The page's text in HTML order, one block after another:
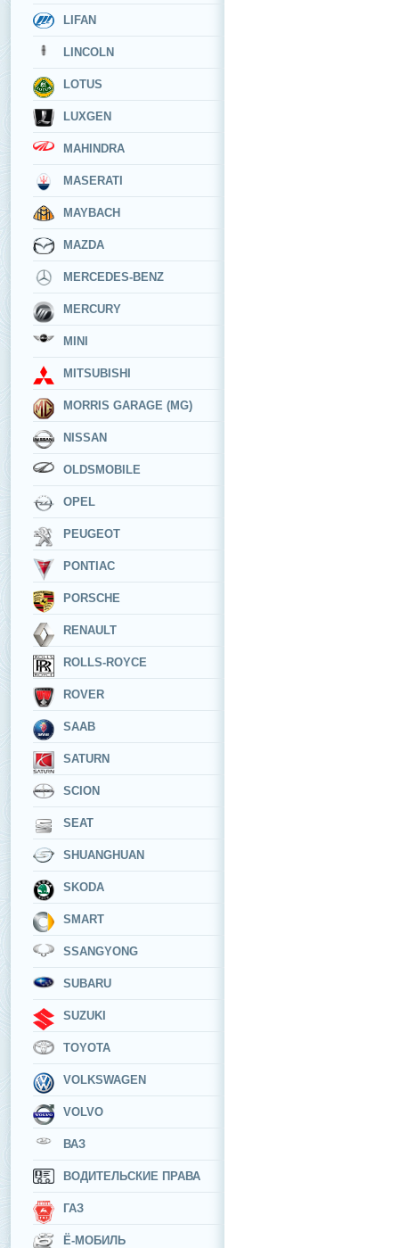
LIFAN
LINCOLN
LOTUS
LUXGEN
MAHINDRA
MASERATI
MAYBACH
MAZDA
MERCEDES-BENZ
MERCURY
MINI
MITSUBISHI
MORRIS GARAGE (MG)
NISSAN
OLDSMOBILE
OPEL
PEUGEOT
PONTIAC
PORSCHE
RENAULT
ROLLS-ROYCE
ROVER
SAAB
SATURN
SCION
SEAT
SHUANGHUAN
SKODA
SMART
SSANGYONG
SUBARU
SUZUKI
TOYOTA
VOLKSWAGEN
VOLVO
ВАЗ
ВОДИТЕЛЬСКИЕ ПРАВА
ГАЗ
Ё-МОБИЛЬ